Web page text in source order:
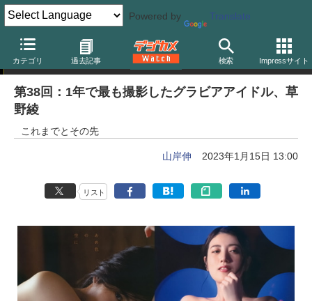
Powered by Translate
カテゴリ 過去記事 検索 Impressサイト
山岸伸の「写真のキモチ」
第38回：1年で最も撮影したグラビアアイドル、草
野綾
これまでとその先
山岸伸 2023年1月15日 13:00
リスト